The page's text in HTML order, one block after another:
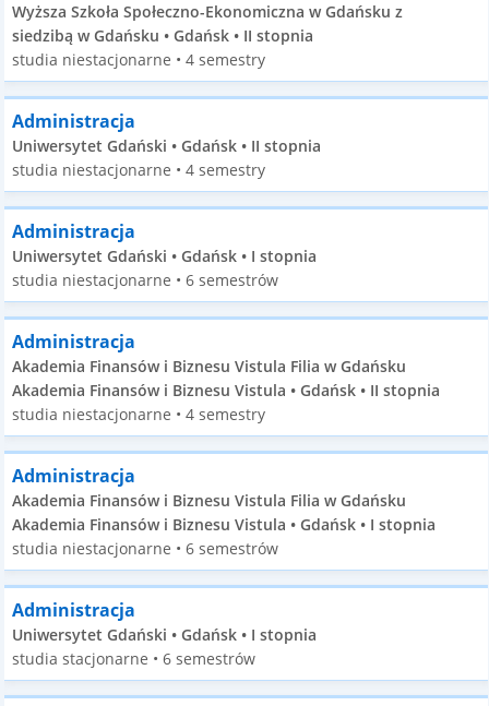
Wyższa Szkoła Społeczno-Ekonomiczna w Gdańsku z
siedzibą w Gdańsku • Gdańsk • II stopnia
studia niestacjonarne • 4 semestry
Administracja
Uniwersytet Gdański • Gdańsk • II stopnia
studia niestacjonarne • 4 semestry
Administracja
Uniwersytet Gdański • Gdańsk • I stopnia
studia niestacjonarne • 6 semestrów
Administracja
Akademia Finansów i Biznesu Vistula Filia w Gdańsku
Akademia Finansów i Biznesu Vistula • Gdańsk • II stopnia
studia niestacjonarne • 4 semestry
Administracja
Akademia Finansów i Biznesu Vistula Filia w Gdańsku
Akademia Finansów i Biznesu Vistula • Gdańsk • I stopnia
studia niestacjonarne • 6 semestrów
Administracja
Uniwersytet Gdański • Gdańsk • I stopnia
studia stacjonarne • 6 semestrów